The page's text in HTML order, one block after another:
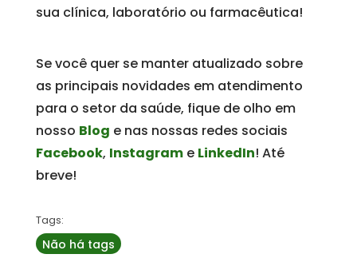
sua clínica, laboratório ou farmacêutica!
Se você quer se manter atualizado sobre
as principais novidades em atendimento
para o setor da saúde, fique de olho em
nosso Blog e nas nossas redes sociais
Facebook, Instagrame LinkedIn! Até
breve!
Tags:
Não há tags